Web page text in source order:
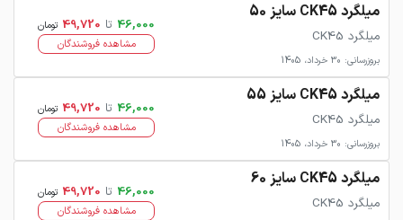
میلگرد CK45 سایز 50
میلگرد CK45
بروزرسانی: 30 خرداد، 1405
46,000 تا 49,720 تومان
مشاهده فروشندگان
میلگرد CK45 سایز 55
میلگرد CK45
بروزرسانی: 30 خرداد، 1405
46,000 تا 49,720 تومان
مشاهده فروشندگان
میلگرد CK45 سایز 60
میلگرد CK45
46,000 تا 49,720 تومان
مشاهده فروشندگان